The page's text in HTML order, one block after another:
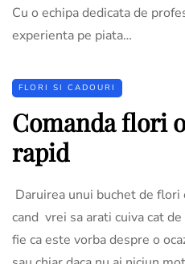
Cu o echipa dedicata de
experienta pe piata…
FLORI SI CADOURI
Comanda flori
rapid
Daruirea unui buchet de
cand vrei sa arati cuiva cat
fie ca este vorba despre o